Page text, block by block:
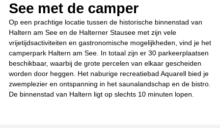
See met de camper
Op een prachtige locatie tussen de historische binnenstad van
Haltern am See en de Halterner Stausee met zijn vele
vrijetijdsactiviteiten en gastronomische mogelijkheden, vind je het
camperpark Haltern am See. In totaal zijn er 30 parkeerplaatsen
beschikbaar, waarbij de grote percelen van elkaar gescheiden
worden door heggen. Het naburige recreatiebad Aquarell bied je
zwemplezier en ontspanning in het saunalandschap en de bistro.
De binnenstad van Haltern ligt op slechts 10 minuten lopen.